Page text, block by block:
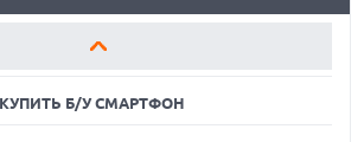
PRO MAX 271PHW E14
Б/У СМАРТФОН